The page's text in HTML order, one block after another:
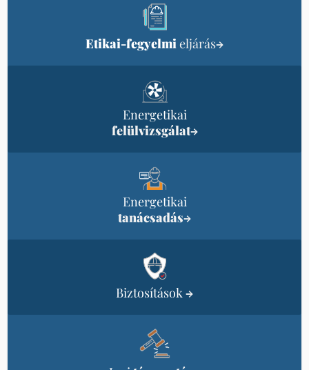
Etikai-fegyelmieljárás→
Energetikai
felülvizsgálat→
Energetikai
tanácsadás→
Biztosítások→